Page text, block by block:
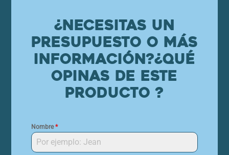
¿Necesitas un
presupuesto o más
información?¿Qué
opinas de este
producto ?
Nombre*